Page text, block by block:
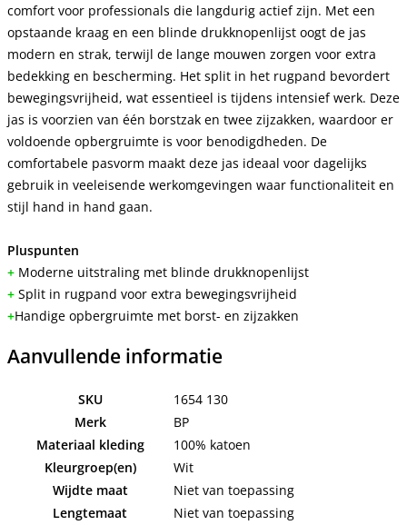
comfort voor professionals die langdurig actief zijn. Met een
opstaande kraag en een blinde drukknopenlijst oogt de jas
modern en strak, terwijl de lange mouwen zorgen voor extra
bedekking en bescherming. Het split in het rugpand bevordert
bewegingsvrijheid, wat essentieel is tijdens intensief werk. Deze
jas is voorzien van één borstzak en twee zijzakken, waardoor er
voldoende opbergruimte is voor benodigdheden. De
comfortabele pasvorm maakt deze jas ideaal voor dagelijks
gebruik in veeleisende werkomgevingen waar functionaliteit en
stijl hand in hand gaan.
Pluspunten
+ Moderne uitstraling met blinde drukknopenlijst
+ Split in rugpand voor extra bewegingsvrijheid
+Handige opbergruimte met borst- en zijzakken
Aanvullende informatie
SKU
1654 130
Merk
BP
Materiaal kleding
100% katoen
Kleurgroep(en)
Wit
Wijdte maat
Niet van toepassing
Lengtemaat
Niet van toepassing